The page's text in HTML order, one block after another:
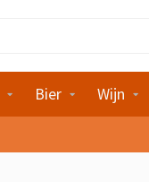
Bier Wijn